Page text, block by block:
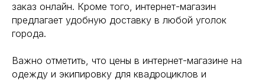
заказ онлайн. Кроме того, интернет-магазин
предлагает удобную доставку в любой уголок
города.
Важно отметить, что цены в интернет-магазине на
одежду и экипировку для квадроциклов и